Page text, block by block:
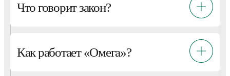
Что говорит закон?
Как работает «Омега»?